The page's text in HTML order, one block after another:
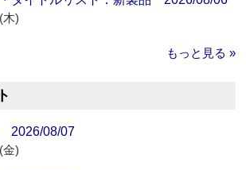
木)
もっと見る »
2026/08/07
金)